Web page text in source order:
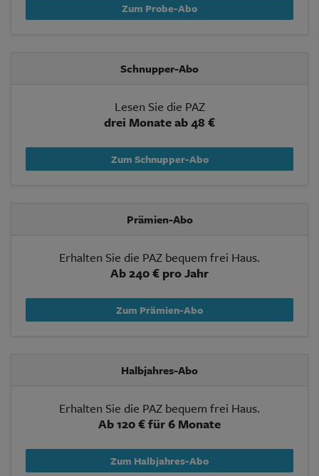
Kontakt
Impressum
Zum Probe-Abo
Schnupper-Abo
Lesen Sie die PAZ
drei Monate ab 48 €
Zum Schnupper-Abo
Prämien-Abo
Erhalten Sie die PAZ bequem frei Haus.
Ab 240 € pro Jahr
Zum Prämien-Abo
Halbjahres-Abo
Erhalten Sie die PAZ bequem frei Haus.
Ab 120 € für 6 Monate
Zum Halbjahres-Abo